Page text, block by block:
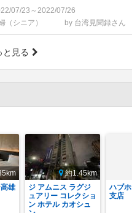
07/23～2022/07/26
（シニア）
by 台湾見聞録さん
と見る
雄
約1.45km
ジ アムニス ラグジ
ュアリー コレクショ
ン ホテル カオシュ
ハブ
支店